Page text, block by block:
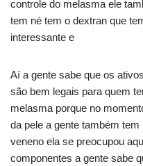
controle do melasma ele
tem né tem o dextran que
interessante e
Aí a gente sabe que os
são bem legais para quem
melasma porque no
da pele a gente também
veneno ela se preocupou
componentes a gente sabe